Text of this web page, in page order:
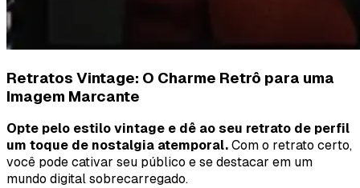
Retratos Vintage: O Charme Retrô para uma
Imagem Marcante
Opte pelo estilo vintage e dê ao seu retrato de perfil
um toque de nostalgia atemporal. Com o retrato certo,
você pode cativar seu público e se destacar em um
mundo digital sobrecarregado.